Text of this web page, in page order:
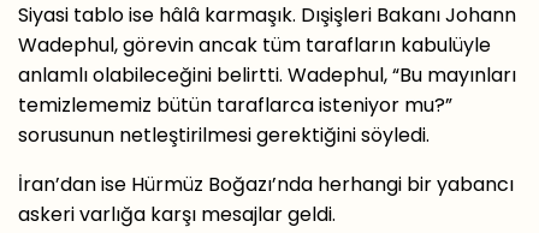
Siyasi tablo ise hâlâ karmaşık. Dışişleri Bakanı Johann
Wadephul, görevin ancak tüm tarafların kabulüyle
anlamlı olabileceğini belirtti. Wadephul, “Bu mayınları
temizlememiz bütün taraflarca isteniyor mu?”
sorusunun netleştirilmesi gerektiğini söyledi.
İran’dan ise Hürmüz Boğazı’nda herhangi bir yabancı
askeri varlığa karşı mesajlar geldi.